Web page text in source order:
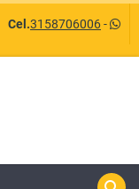
Cel.3158706006-